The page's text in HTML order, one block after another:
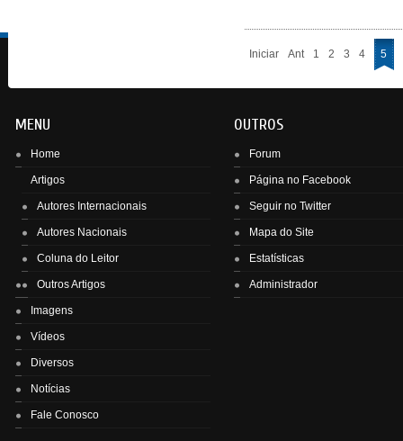
Iniciar Ant 1 2 3 4 5
MENU
Home
Artigos
Autores Internacionais
Autores Nacionais
Coluna do Leitor
Outros Artigos
Imagens
Vídeos
Diversos
Notícias
Fale Conosco
OUTROS
Forum
Página no Facebook
Seguir no Twitter
Mapa do Site
Estatísticas
Administrador